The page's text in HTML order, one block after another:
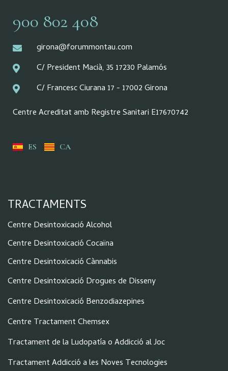
900 802 408
girona@forummontau.com
C/ President Macià, 35 17230 Palamós
C/ Francesc Ciurana 17 - 17002 Girona
Centre Acreditat amb Registre Sanitari E17670742
ES CA
TRACTAMENTS
Centre Desintoxicació Alcohol
Centre Desintoxicació Cocaïna
Centre Desintoxicació Cànnabis
Centre Desintoxicació Drogues de Disseny
Centre Desintoxicació Benzodiazepines
Centre Tractament Chemsex
Tractament de la Ludopatía o Addicció al Joc
Tractament Addicció a les Noves Tecnologies